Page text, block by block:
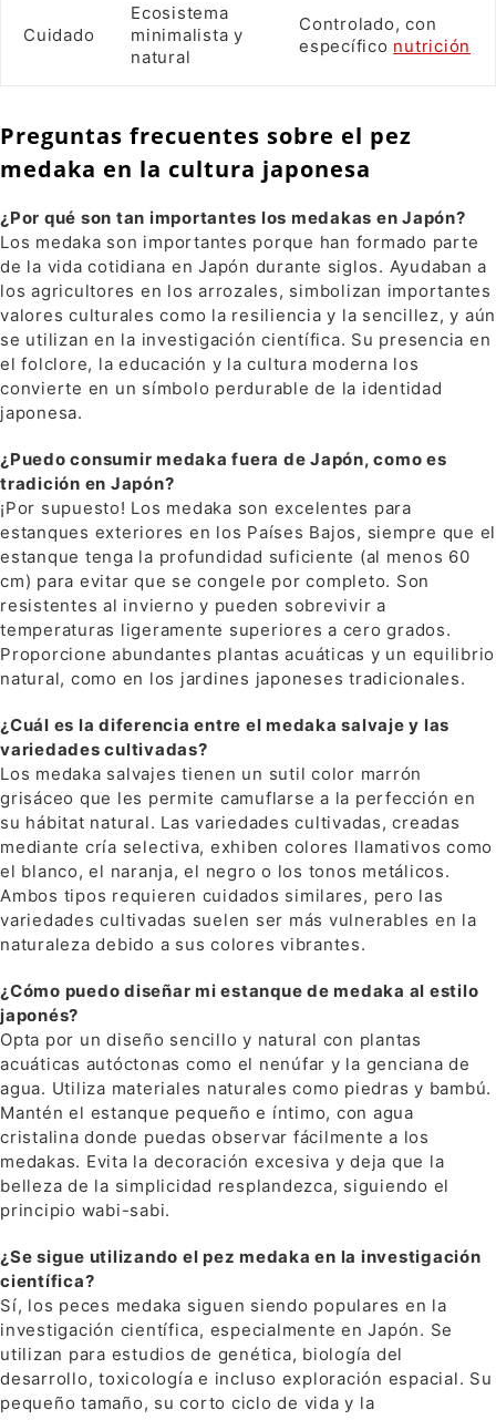
Cuidado
Ecosistema
minimalista y
natural
Controlado, con
específico nutrición
Preguntas frecuentes sobre el pez
medaka en la cultura japonesa
¿Por qué son tan importantes los medakas en Japón?
Los medaka son importantes porque han formado parte
de la vida cotidiana en Japón durante siglos. Ayudaban a
los agricultores en los arrozales, simbolizan importantes
valores culturales como la resiliencia y la sencillez, y aún
se utilizan en la investigación científica. Su presencia en
el folclore, la educación y la cultura moderna los
convierte en un símbolo perdurable de la identidad
japonesa.
¿Puedo consumir medaka fuera de Japón, como es
tradición en Japón?
¡Por supuesto! Los medaka son excelentes para
estanques exteriores en los Países Bajos, siempre que el
estanque tenga la profundidad suficiente (al menos 60
cm) para evitar que se congele por completo. Son
resistentes al invierno y pueden sobrevivir a
temperaturas ligeramente superiores a cero grados.
Proporcione abundantes plantas acuáticas y un equilibrio
natural, como en los jardines japoneses tradicionales.
¿Cuál es la diferencia entre el medaka salvaje y las
variedades cultivadas?
Los medaka salvajes tienen un sutil color marrón
grisáceo que les permite camuflarse a la perfección en
su hábitat natural. Las variedades cultivadas, creadas
mediante cría selectiva, exhiben colores llamativos como
el blanco, el naranja, el negro o los tonos metálicos.
Ambos tipos requieren cuidados similares, pero las
variedades cultivadas suelen ser más vulnerables en la
naturaleza debido a sus colores vibrantes.
¿Cómo puedo diseñar mi estanque de medaka al estilo
japonés?
Opta por un diseño sencillo y natural con plantas
acuáticas autóctonas como el nenúfar y la genciana de
agua. Utiliza materiales naturales como piedras y bambú.
Mantén el estanque pequeño e íntimo, con agua
cristalina donde puedas observar fácilmente a los
medakas. Evita la decoración excesiva y deja que la
belleza de la simplicidad resplandezca, siguiendo el
principio wabi-sabi.
¿Se sigue utilizando el pez medaka en la investigación
científica?
Sí, los peces medaka siguen siendo populares en la
investigación científica, especialmente en Japón. Se
utilizan para estudios de genética, biología del
desarrollo, toxicología e incluso exploración espacial. Su
pequeño tamaño, su corto ciclo de vida y la